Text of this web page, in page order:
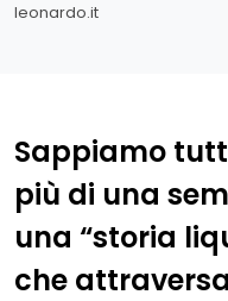
leonardo.it
Sappiamo
più di una
una “storia
che